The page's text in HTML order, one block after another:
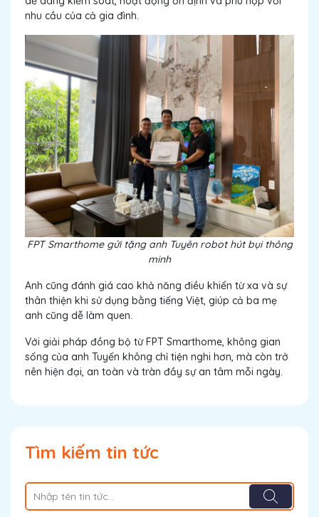
nhu cầu của cả gia đình.
FPT Smarthome gửi tặng anh Tuyên robot hút bụi thông
minh
Anh cũng đánh giá cao khả năng điều khiển từ xa và sự
thân thiện khi sử dụng bằng tiếng Việt, giúp cả ba mẹ
anh cũng dễ làm quen.
Với giải pháp đồng bộ từ FPT Smarthome, không gian
sống của anh Tuyến không chỉ tiện nghi hơn, mà còn trở
nên hiện đại, an toàn và tràn đầy sự an tâm mỗi ngày.
Tìm kiếm tin tức